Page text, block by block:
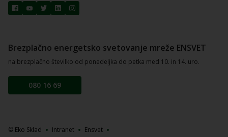
Brezplačno energetsko svetovanje mreže ENSVET
na brezplačno številko od ponedeljka do petka med 10. in 14. uro.
080 16 69
© Eko Sklad Intranet
Ensvet